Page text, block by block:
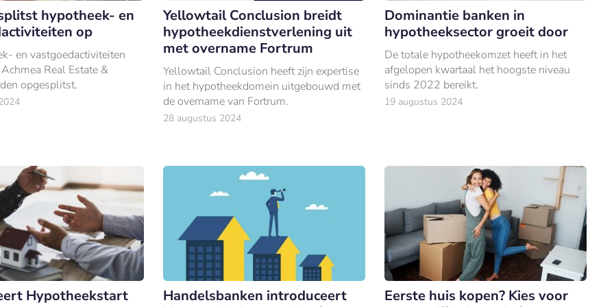
hypotheek- en
op
en vastgoedactiviteiten
Real Estate &
opgesplitst.
Yellowtail Conclusion breidt
hypotheekdienstverlening uit
met overname Fortrum
Yellowtail Conclusion heeft zijn expertise
in het hypotheekdomein uitgebouwd met
de overname van Fortrum.
28 augustus 2024
Dominantie banken in
hypotheeksector groeit door
De totale hypotheekomzet heeft in het
afgelopen kwartaal het hoogste niveau
sinds 2022 bereikt.
19 augustus 2024
Hypotheekstart
Handelsbanken introduceert
Eerste huis kopen? Kies voor